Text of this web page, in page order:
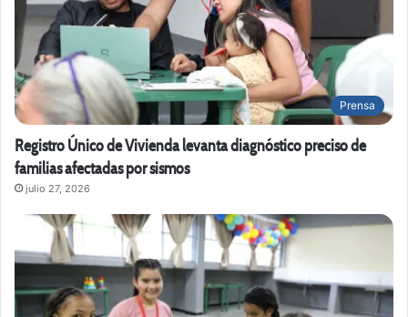
Prensa
Registro Único de Vivienda levanta diagnóstico preciso de
familias afectadas por sismos
julio 27, 2026